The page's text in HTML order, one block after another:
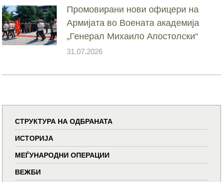
Промовирани нови офицери на
Армијата во Воената академија
„Генерал Михаило Апостолски“
31.07.2026
СТРУКТУРА НА ОДБРАНАТА
ИСТОРИЈА
МЕЃУНАРОДНИ ОПЕРАЦИИ
ВЕЖБИ